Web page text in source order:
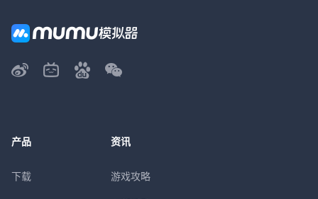
产品
下载
资讯
游戏攻略